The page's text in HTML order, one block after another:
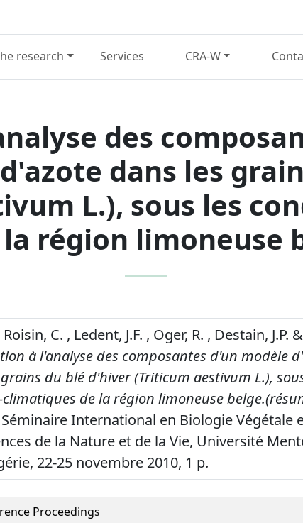
research Services CRA-W
des
dans les
L.), sous les
région limoneuse
C. , Ledent, J.F. , Oger, R. , Destain, J.P.
à l'analyse des composantes d'un modèle
du blé d'hiver (Triticum aestivum L.),
de la région limoneuse
International en Biologie Végétale
de la Nature et de la Vie, Université
22-25 novembre 2010, 1 p.
Proceedings